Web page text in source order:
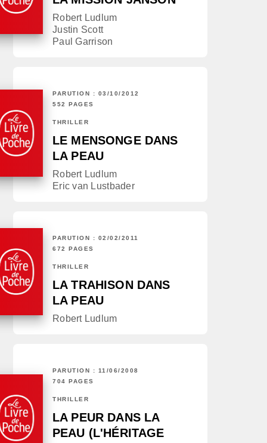
Robert Ludlum
Justin Scott
Paul Garrison
PARUTION : 03/10/2012
552 PAGES
THRILLER
LE MENSONGE DANS
LA PEAU
Robert Ludlum
Eric van Lustbader
PARUTION : 02/02/2011
672 PAGES
THRILLER
LA TRAHISON DANS
LA PEAU
Robert Ludlum
PARUTION : 11/06/2008
704 PAGES
THRILLER
LA PEUR DANS LA
PEAU (L'HÉRITAGE